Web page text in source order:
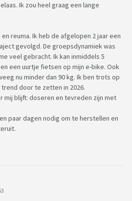
Ik zou heel graag een lange
reuma. Ik heb de afgelopen 2 jaar een
gevolgd. De groepsdynamiek was
veel gebracht. Ik kan inmiddels 5
een uurtje fietsen op mijn e-bike. Ook
nu minder dan 90 kg. Ik ben trots op
door te zetten in 2026.
mij blijft: doseren en tevreden zijn met
paar dagen nodig om te herstellen en